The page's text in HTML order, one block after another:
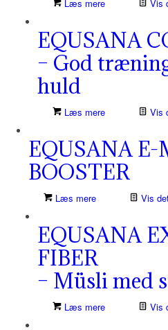
Læs mere Vis
EQUSANA
– God
huld
Læs mere Vis
EQUSANA E-
BOOSTER
Læs mere Vis
EQUSANA
FIBER
– Müsli med
Læs mere Vis